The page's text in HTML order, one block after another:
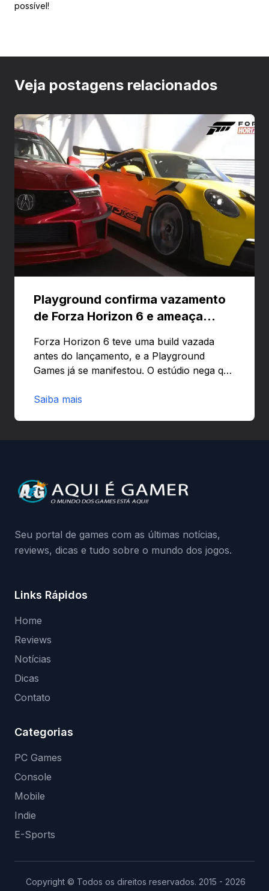
possível!
Veja postagens relacionados
Playground confirma vazamento
de Forza Horizon 6 e ameaça
Forza Horizon 6 teve uma build vazada
antes do lançamento, e a Playground
Games já se manifestou. O estúdio nega que
preload e avisa que quem usar versões não
da Playground: negação do preload,
medidas contra acessos não autorizados
Saiba mais
Seu portal de games com as últimas notícias,
reviews, dicas e tudo sobre o mundo dos jogos.
Links Rápidos
Home
Reviews
Notícias
Dicas
Contato
Categorias
PC Games
Console
Mobile
Indie
E-Sports
Copyright © Todos os direitos reservados. 2015 - 2026